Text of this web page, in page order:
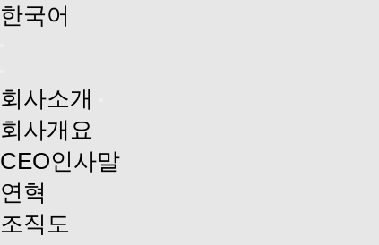
한국어
회사소개
회사개요
CEO인사말
연혁
조직도